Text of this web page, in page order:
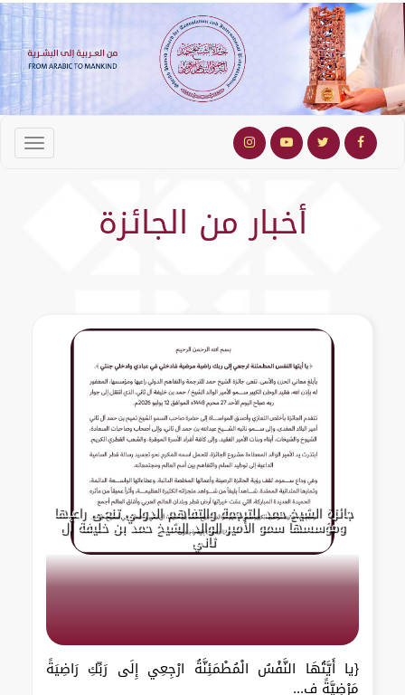
أخبار من الجائزة
جائزة الشيخ حمد للترجمة والتفاهم الدولي تنعى راعيها
ومؤسسها سمو الأمير الوالد الشيخ حمد بن خليفة آل
ثاني
{يا أَيَّتُهَا النَّفْسُ الْمُطْمَئِنَّةُ ارْجِعِي إِلَى رَبِّكِ رَاضِيَةً
مَرْضِيَّةً ف...